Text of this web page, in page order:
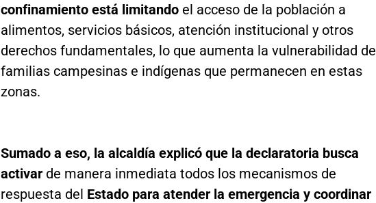
confinamiento está limitandoel acceso de la población a
alimentos, servicios básicos, atención institucional y otros
derechos fundamentales, lo que aumenta la vulnerabilidad de
familias campesinas e indígenas que permanecen en estas
zonas.
Sumado a eso, la alcaldía explicó que la declaratoria busca
activarde manera inmediata todos los mecanismos de
respuesta del Estado para atender la emergencia y coordinar